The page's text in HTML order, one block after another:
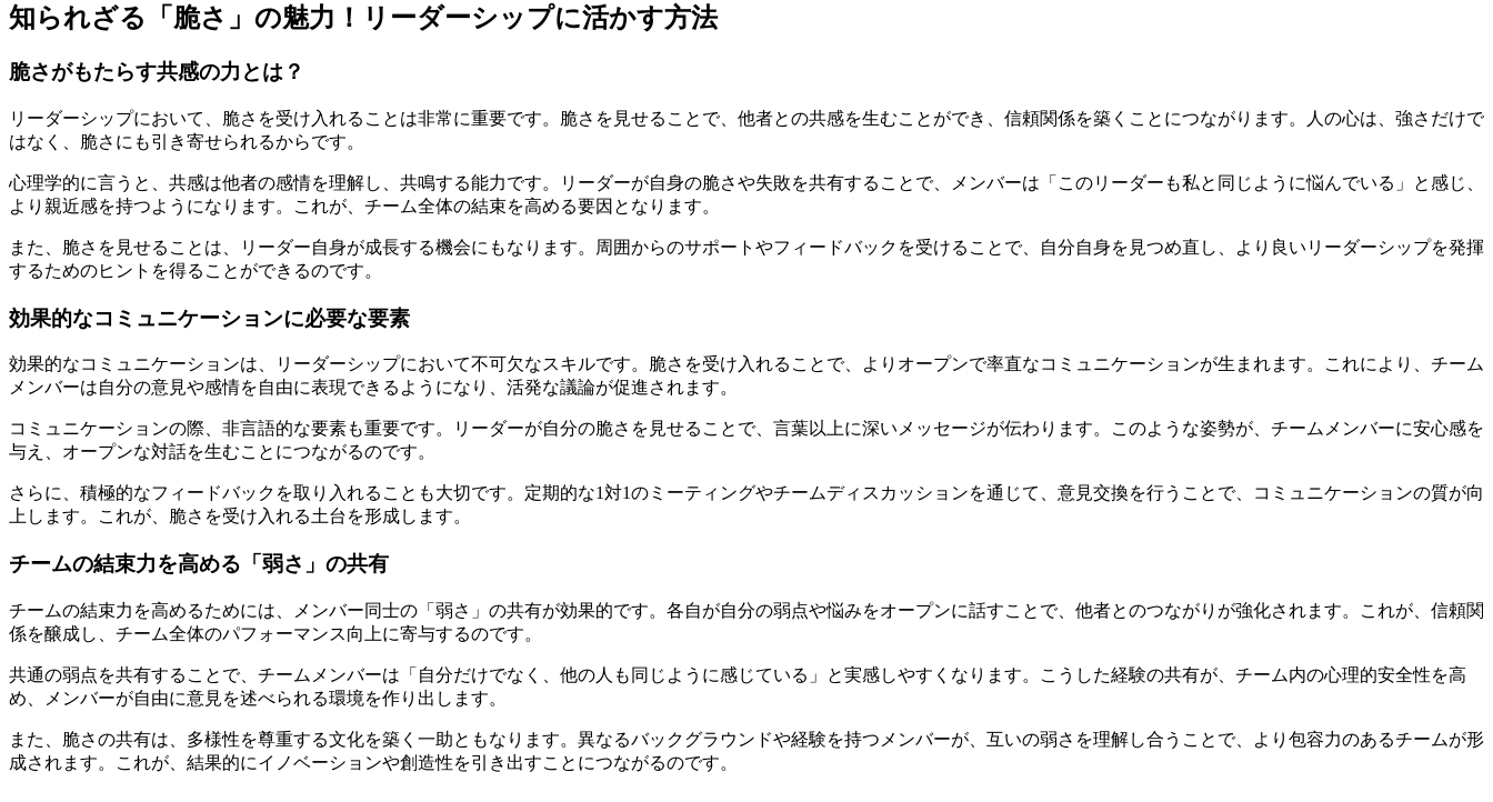
知られざる「脆さ」の魅力！リーダーシップに活かす方法
脆さがもたらす共感の力とは？
リーダーシップにおいて、脆さを受け入れることは非常に重要です。脆さを見せることで、他者との共感を生むことができ、信頼関係を築くことにつながります。人の心は、強さだけで
はなく、脆さにも引き寄せられるからです。
心理学的に言うと、共感は他者の感情を理解し、共鳴する能力です。リーダーが自身の脆さや失敗を共有することで、メンバーは「このリーダーも私と同じように悩んでいる」と感じ、
より親近感を持つようになります。これが、チーム全体の結束を高める要因となります。
また、脆さを見せることは、リーダー自身が成長する機会にもなります。周囲からのサポートやフィードバックを受けることで、自分自身を見つめ直し、より良いリーダーシップを発揮
するためのヒントを得ることができるのです。
効果的なコミュニケーションに必要な要素
効果的なコミュニケーションは、リーダーシップにおいて不可欠なスキルです。脆さを受け入れることで、よりオープンで率直なコミュニケーションが生まれます。これにより、チーム
メンバーは自分の意見や感情を自由に表現できるようになり、活発な議論が促進されます。
コミュニケーションの際、非言語的な要素も重要です。リーダーが自分の脆さを見せることで、言葉以上に深いメッセージが伝わります。このような姿勢が、チームメンバーに安心感を
与え、オープンな対話を生むことにつながるのです。
さらに、積極的なフィードバックを取り入れることも大切です。定期的な1対1のミーティングやチームディスカッションを通じて、意見交換を行うことで、コミュニケーションの質が向
上します。これが、脆さを受け入れる土台を形成します。
チームの結束力を高める「弱さ」の共有
チームの結束力を高めるためには、メンバー同士の「弱さ」の共有が効果的です。各自が自分の弱点や悩みをオープンに話すことで、他者とのつながりが強化されます。これが、信頼関
係を醸成し、チーム全体のパフォーマンス向上に寄与するのです。
共通の弱点を共有することで、チームメンバーは「自分だけでなく、他の人も同じように感じている」と実感しやすくなります。こうした経験の共有が、チーム内の心理的安全性を高
め、メンバーが自由に意見を述べられる環境を作り出します。
また、脆さの共有は、多様性を尊重する文化を築く一助ともなります。異なるバックグラウンドや経験を持つメンバーが、互いの弱さを理解し合うことで、より包容力のあるチームが形
成されます。これが、結果的にイノベーションや創造性を引き出すことにつながるのです。